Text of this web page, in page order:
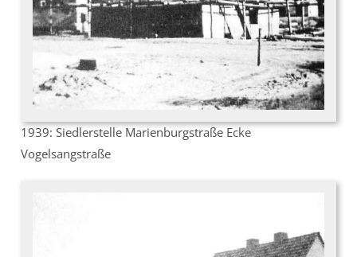
1939: Siedlerstelle Marienburgstraße Ecke
Vogelsangstraße